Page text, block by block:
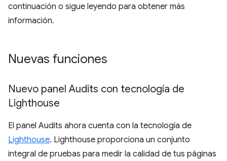
continuación o sigue leyendo para obtener más
información.
Nuevas funciones
Nuevo panel Audits con tecnología de
Lighthouse
El panel Audits ahora cuenta con la tecnología de
Lighthouse. Lighthouse proporciona un conjunto
integral de pruebas para medir la calidad de tus páginas